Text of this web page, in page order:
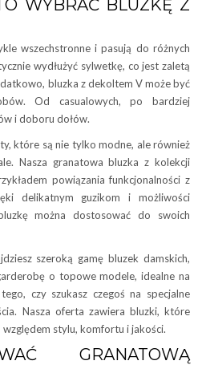
WYBRAĆ BLUZKĘ Z
wszechstronne i pasują do różnych
wydłużyć sylwetkę, co jest zaletą
bluzka z dekoltem V może być
Od casualowych, po bardziej
i doboru dołów.
które są nie tylko modne, ale również
Nasza granatowa bluzka z kolekcji
powiązania funkcjonalności z
delikatnym guzikom i możliwości
można dostosować do swoich
szeroką gamę bluzek damskich,
o topowe modele, idealne na
czy szukasz czegoś na specjalne
Nasza oferta zawiera bluzki, które
stylu, komfortu i jakości.
GRANATOWĄ